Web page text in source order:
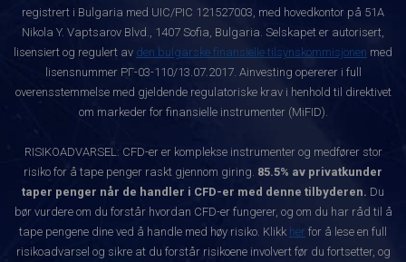
registrert i Bulgaria med UIC/PIC 121527003, med hovedkontor på 51A
Nikola Y. Vaptsarov Blvd., 1407 Sofia, Bulgaria. Selskapet er autorisert,
lisensiert og regulert av den bulgarske finansielle tilsynskommisjonen med
lisensnummer РГ-03-110/13.07.2017. Ainvesting opererer i full
overensstemmelse med gjeldende regulatoriske krav i henhold til direktivet
om markeder for finansielle instrumenter (MiFID).
RISIKOADVARSEL: CFD-er er komplekse instrumenter og medfører stor
risiko for å tape penger raskt gjennom giring. 85.5% av privatkunder
taper penger når de handler i CFD-er med denne tilbyderen. Du
bør vurdere om du forstår hvordan CFD-er fungerer, og om du har råd til å
tape pengene dine ved å handle med høy risiko. Klikk her for å lese en full
risikoadvarsel og sikre at du forstår risikoene involvert før du fortsetter, og